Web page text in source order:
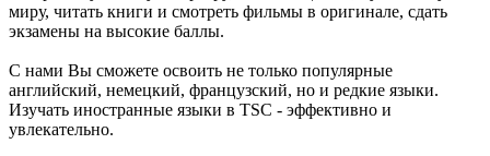
миру, читать книги и смотреть фильмы в оригинале, сдать
экзамены на высокие баллы.
С нами Вы сможете освоить не только популярные
английский, немецкий, французский, но и редкие языки.
Изучать иностранные языки в TSC - эффективно и
увлекательно.